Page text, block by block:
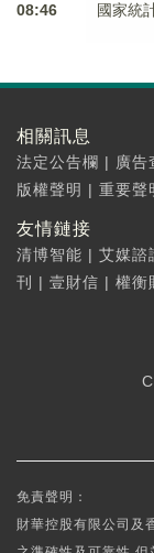
08:46 國家統
相關訊息
法定公告欄 | 廣告
版權聲明 | 重要聲
友情鏈接
清博智能 | 艾媒諮
刊
| 壹財信 | 權衡
免責聲明：
財華控股有限公司及